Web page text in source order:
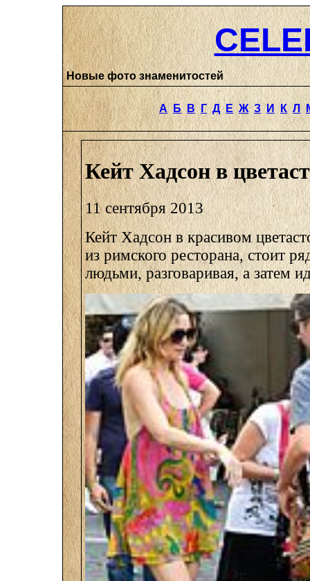
Новые фото знаменитостей
А Б В Г Д Е Ж З И К Л
Кейт Хадсон в
11 сентября 2013
Кейт Хадсон в красивом
из римского ресторана, стоит
людьми, разговаривая, а затем